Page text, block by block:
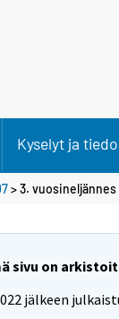
Kyselyt ja
>3. vuosineljännes
sivu on
jälkeen